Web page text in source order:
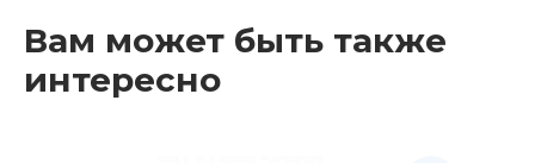
Вам может быть также
интересно